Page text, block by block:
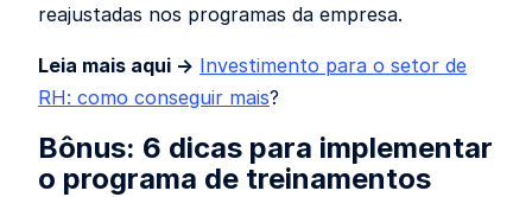
reajustadas nos programas da empresa.
Leia mais aqui → Investimento para o setor de
RH: como conseguir mais?
Bônus: 6 dicas para implementar
o programa de treinamentos